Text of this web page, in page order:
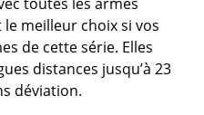
le meilleur choix si vos
de cette série. Elles
distances jusqu’à 23
déviation.